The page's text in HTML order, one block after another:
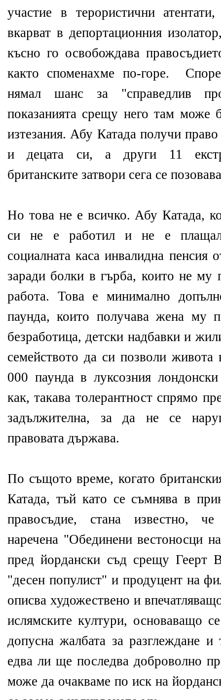
участие в терористични
вкарват в депортационния
късно го освобождава
както споменахме по-горе.
нямал шанс за "справедлив
показанията срещу него там може
изтезания. Абу Катада получи
и децата си, а други 11
британските затвори сега се
Но това не е всичко. Абу Катада,
си не е работил и не е
социалната каса инвалидна
заради болки в гърба, които не му
работа. Това е минимално
паунда, които получава жена му
безработица, детски надбавки и
семейството да си позволи
000 паунда в луксозния
как, такава толерантност спрямо
задължителна, за да не се
правовата държава.
По същото време, когато
Катада, тъй като се съмнява в
правосъдие, стана известно, че
наречена "Обединени вестоносци
пред йордански съд срещу Геерт
"десен популист" и продуцент на
описва художествено и
ислямските култури, основаващо
допусна жалбата за разглеждане
едва ли ще последва доброволно
може да очакваме по иск на